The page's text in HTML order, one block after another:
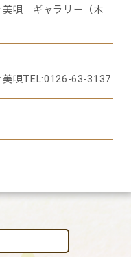
美唄 ギャラリー（木
美唄TEL:0126-63-3137